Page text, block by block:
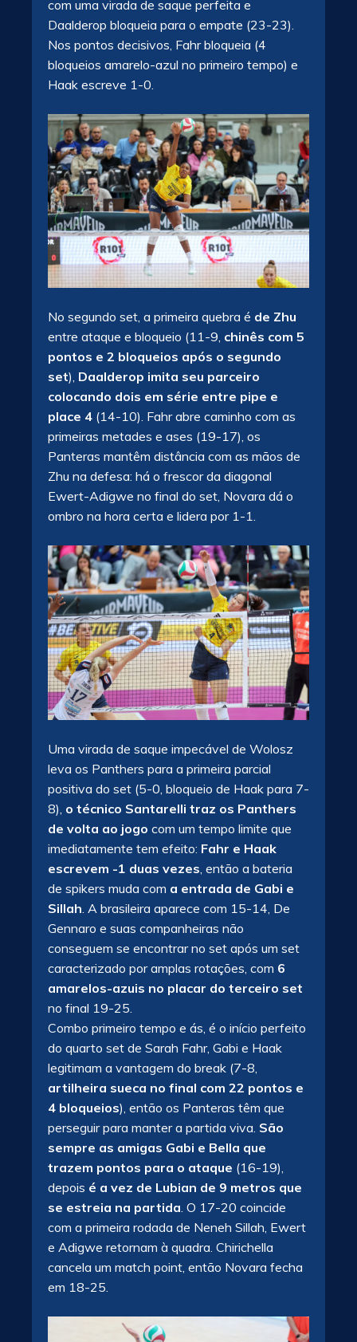
com uma virada de saque perfeita e
Daalderop bloqueia para o empate (23-23).
Nos pontos decisivos, Fahr bloqueia (4
bloqueios amarelo-azul no primeiro tempo) e
Haak escreve 1-0.
No segundo set, a primeira quebra é de Zhu
entre ataque e bloqueio (11-9, chinês com 5
pontos e 2 bloqueios após o segundo
set), Daalderop imita seu parceiro
colocando dois em série entre pipe e
place 4 (14-10). Fahr abre caminho com as
primeiras metades e ases (19-17), os
Panteras mantêm distância com as mãos de
Zhu na defesa: há o frescor da diagonal
Ewert-Adigwe no final do set, Novara dá o
ombro na hora certa e lidera por 1-1.
Uma virada de saque impecável de Wolosz
leva os Panthers para a primeira parcial
positiva do set (5-0, bloqueio de Haak para 7-
8), o técnico Santarelli traz os Panthers
de volta ao jogo com um tempo limite que
imediatamente tem efeito: Fahr e Haak
escrevem -1 duas vezes, então a bateria
de spikers muda com a entrada de Gabi e
Sillah. A brasileira aparece com 15-14, De
Gennaro e suas companheiras não
conseguem se encontrar no set após um set
caracterizado por amplas rotações, com 6
amarelos-azuis no placar do terceiro set
no final 19-25.
Combo primeiro tempo e ás, é o início perfeito
do quarto set de Sarah Fahr, Gabi e Haak
legitimam a vantagem do break (7-8,
artilheira sueca no final com 22 pontos e
4 bloqueios), então os Panteras têm que
perseguir para manter a partida viva. São
sempre as amigas Gabi e Bella que
trazem pontos para o ataque (16-19),
depois é a vez de Lubian de 9 metros que
se estreia na partida. O 17-20 coincide
com a primeira rodada de Neneh Sillah, Ewert
e Adigwe retornam à quadra. Chirichella
cancela um match point, então Novara fecha
em 18-25.